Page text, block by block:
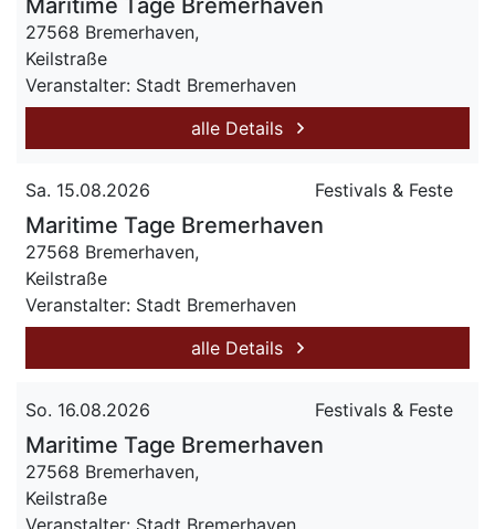
Maritime Tage Bremerhaven
27568 Bremerhaven,
Keilstraße
Veranstalter: Stadt Bremerhaven
alle Details
Sa. 15.08.2026 Festivals & Feste
Maritime Tage Bremerhaven
27568 Bremerhaven,
Keilstraße
Veranstalter: Stadt Bremerhaven
alle Details
So. 16.08.2026 Festivals & Feste
Maritime Tage Bremerhaven
27568 Bremerhaven,
Keilstraße
Veranstalter: Stadt Bremerhaven